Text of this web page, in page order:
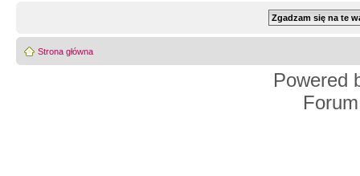
Strona główna
Powered